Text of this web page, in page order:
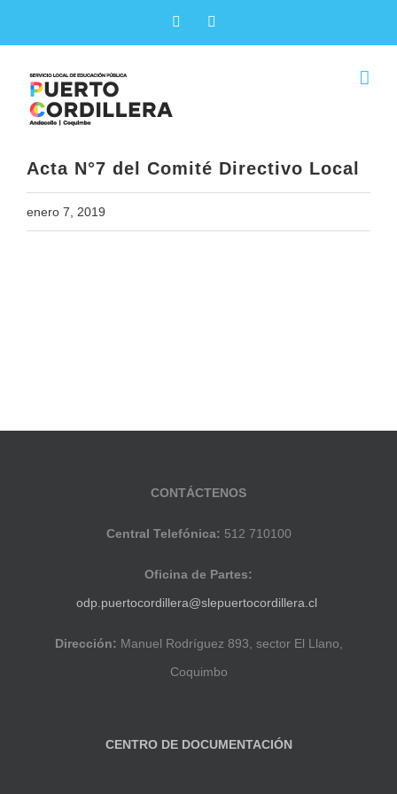
Facebook
Acta N°7 del Comité Directivo Local
enero 7, 2019
CONTÁCTENOS
Central Telefónica: 512 710100
Oficina de Partes:
odp.puertocordillera@slepuertocordillera.cl
Dirección: Manuel Rodríguez 893, sector El Llano,
Coquimbo
CENTRO DE DOCUMENTACIÓN